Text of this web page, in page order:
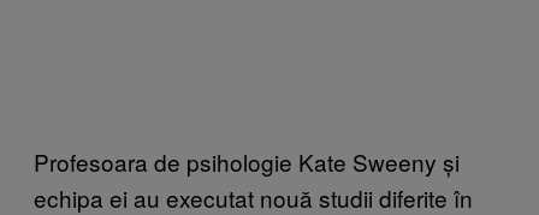
Profesoara de psihologie Kate Sweeny și
echipa ei au executat nouă studii diferite în